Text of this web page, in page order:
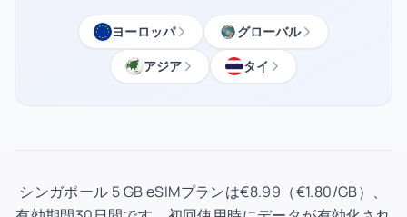
ヨーロッパ
グローバル
アジア
タイ
シンガポール 5 GB eSIMプランは€8.99（€1.80/GB）、